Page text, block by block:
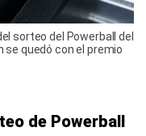
sorteo del Powerball del
se quedó con el premio
de Powerball